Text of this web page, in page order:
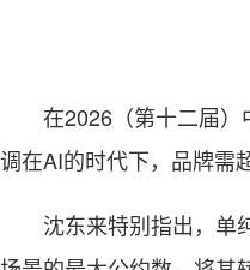
在2026（第十二届
调在AI的时代下，品牌需
沈东来特别指出，单